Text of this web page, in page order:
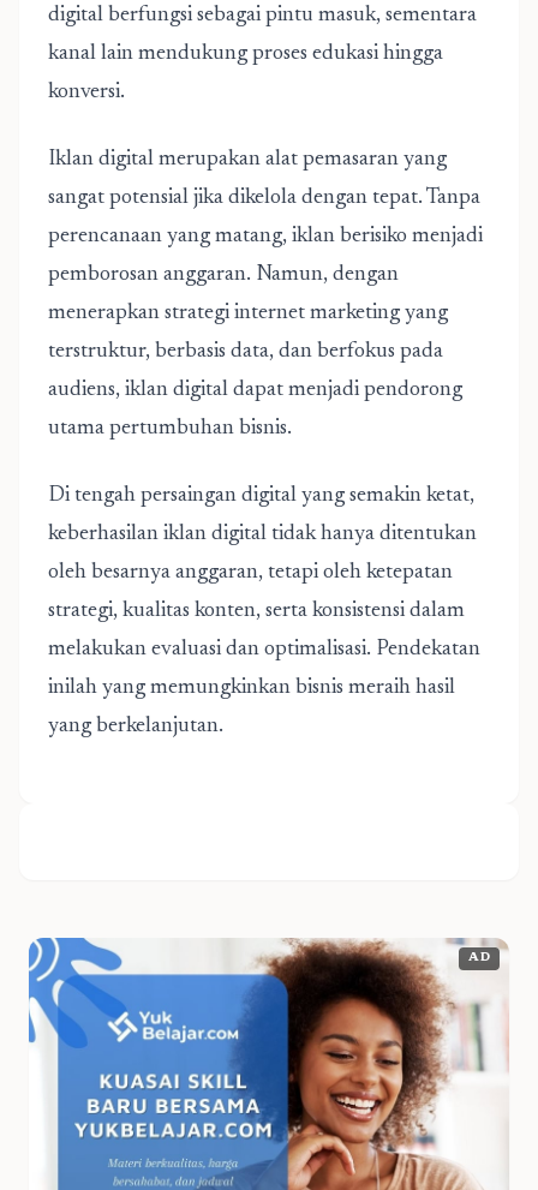
digital berfungsi sebagai pintu masuk, sementara
kanal lain mendukung proses edukasi hingga
konversi.
Iklan digital merupakan alat pemasaran yang
sangat potensial jika dikelola dengan tepat. Tanpa
perencanaan yang matang, iklan berisiko menjadi
pemborosan anggaran. Namun, dengan
menerapkan strategi internet marketing yang
terstruktur, berbasis data, dan berfokus pada
audiens, iklan digital dapat menjadi pendorong
utama pertumbuhan bisnis.
Di tengah persaingan digital yang semakin ketat,
keberhasilan iklan digital tidak hanya ditentukan
oleh besarnya anggaran, tetapi oleh ketepatan
strategi, kualitas konten, serta konsistensi dalam
melakukan evaluasi dan optimalisasi. Pendekatan
inilah yang memungkinkan bisnis meraih hasil
yang berkelanjutan.
AD